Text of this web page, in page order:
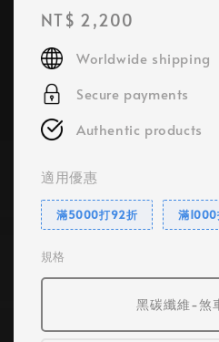
Regular
price
NT$ 2,200
Worldwide shipping
Secure payments
Authentic products
適用優惠
滿5000打92折 滿
規格
黑碳纖維-煞